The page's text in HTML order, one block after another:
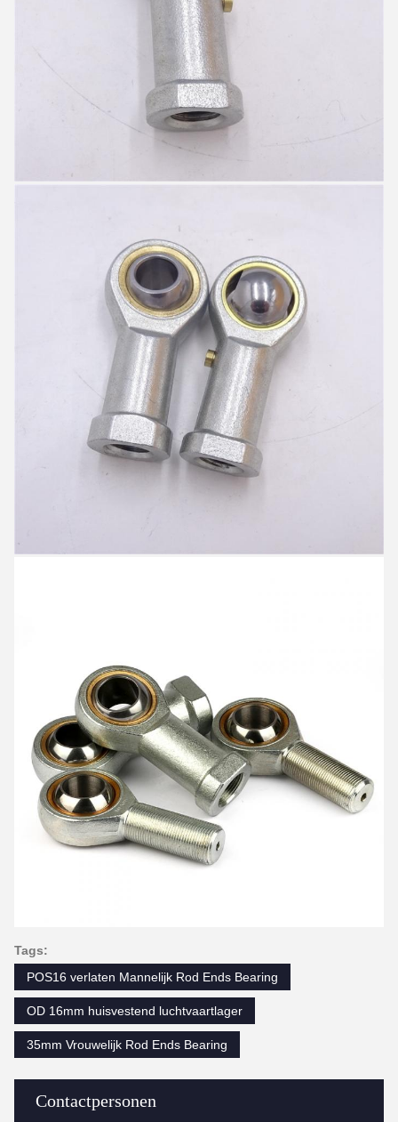
Contactpersonen
Tags:
POS16 verlaten Mannelijk Rod Ends Bearing
OD 16mm huisvestend luchtvaartlager
35mm Vrouwelijk Rod Ends Bearing